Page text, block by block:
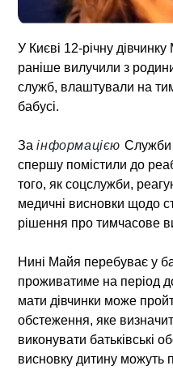
У Києві 12-річну
раніше вилучили з
служб, влаштували на
бабусі.
Заінформацією Служби
спершу помістили до
того, як соцслужби,
медичні висновки щодо
рішення про тимчасове
Нині Майя перебуває у
проживатиме на період
мати дівчинки може
обстеження, яке
виконувати батьківські
висновку дитину можуть